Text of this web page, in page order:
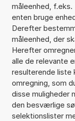
måleenhed, f.eks.
enten bruge
Derefter
måleenhed, der
Herefter
alle de relevante
resulterende liste
omregning, som
disse muligheder
den besværlige
selektionslister